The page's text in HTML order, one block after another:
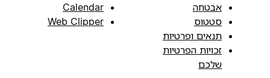
אבטחה
סטטוס
תנאים ופרטיות
זכויות הפרטיות
שלכם
Calendar
Web Clipper